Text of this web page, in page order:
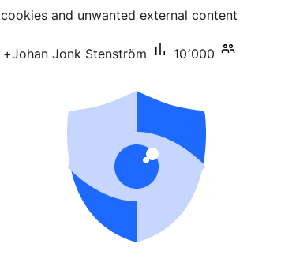
cookies and unwanted external content.
Johan Jonk Stenström 10٬000+ تنصيب نشط